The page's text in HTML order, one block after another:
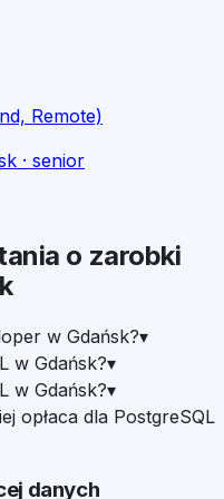
Remote)
· senior
o zarobki
w Gdańsk?▾
w Gdańsk?▾
w Gdańsk?▾
opłaca dla PostgreSQL
danych